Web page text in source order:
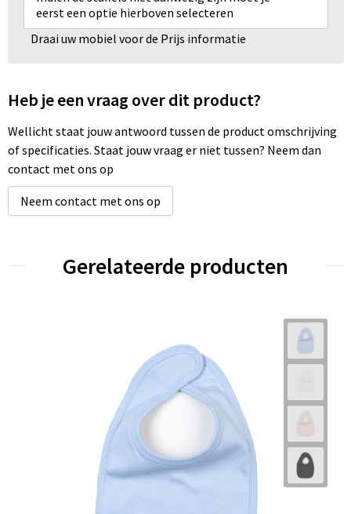
eerst een optie hierboven selecteren
Draai uw mobiel voor de Prijs informatie
Heb je een vraag over dit product?
Wellicht staat jouw antwoord tussen de product omschrijving
of specificaties. Staat jouw vraag er niet tussen? Neem dan
contact met ons op
Neem contact met ons op
Gerelateerde producten